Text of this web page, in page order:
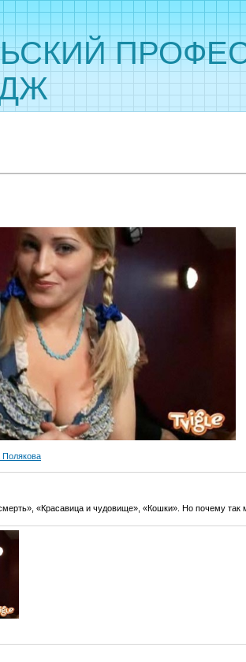
«Красавица и чудовище», «Кошки». Но почему